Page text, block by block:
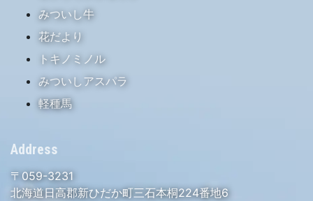
みついし牛
花だより
トキノミノル
みついしアスパラ
軽種馬
Address
〒059-3231
北海道日高郡新ひだか町三石本桐224番地6